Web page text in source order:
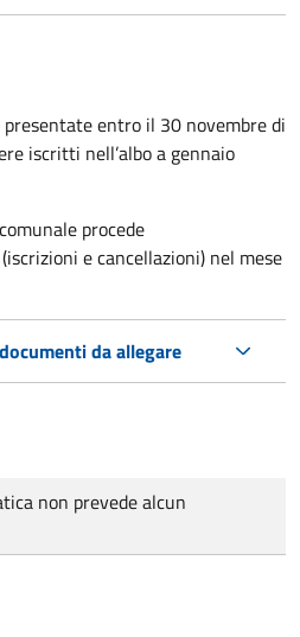
presentate entro il 30 novembre di
iscritti nell’albo a gennaio
procede
e cancellazioni) nel mese
da allegare
non prevede alcun